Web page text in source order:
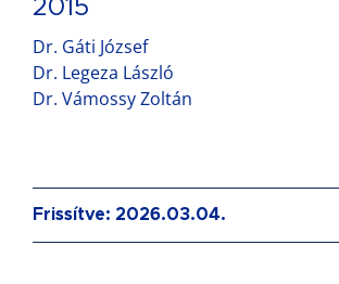
2015
Dr. Gáti József
Dr. Legeza László
Dr. Vámossy Zoltán
Frissítve: 2026.03.04.